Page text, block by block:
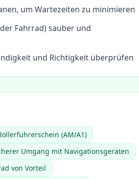
um Wartezeiten zu minimieren
Fahrrad) sauber und
und Richtigkeit überprüfen
(AM/A1)
Umgang mit Navigationsgeräten
von Vorteil